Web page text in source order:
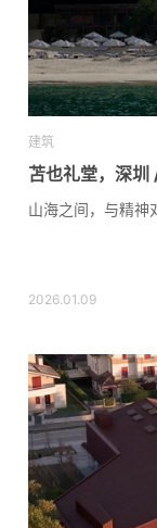
建筑
苫也礼堂，深圳
山海之间，与精神
2026.01.09